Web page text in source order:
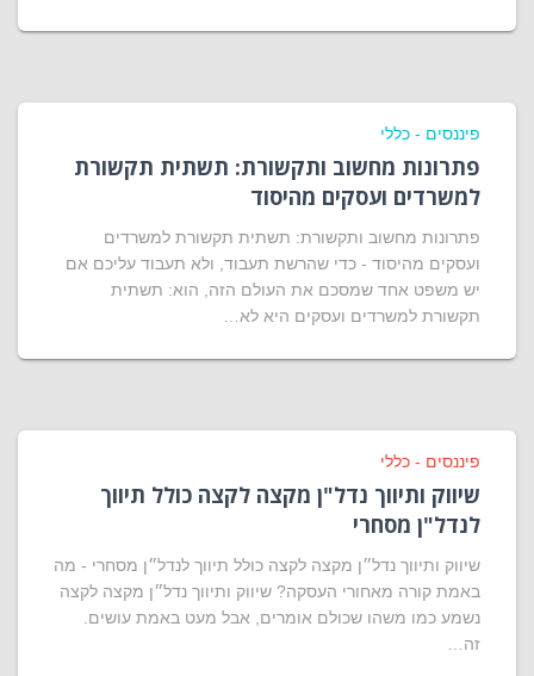
פיננסים - כללי
פתרונות מחשוב ותקשורת: תשתית תקשורת
למשרדים ועסקים מהיסוד
פתרונות מחשוב ותקשורת: תשתית תקשורת למשרדים
ועסקים מהיסוד - כדי שהרשת תעבוד, ולא תעבוד עליכם אם
יש משפט אחד שמסכם את העולם הזה, הוא: תשתית
תקשורת למשרדים ועסקים היא לא…
פיננסים - כללי
שיווק ותיווך נדל"ן מקצה לקצה כולל תיווך
לנדל"ן מסחרי
שיווק ותיווך נדל״ן מקצה לקצה כולל תיווך לנדל״ן מסחרי - מה
באמת קורה מאחורי העסקה? שיווק ותיווך נדל״ן מקצה לקצה
נשמע כמו משהו שכולם אומרים, אבל מעט באמת עושים.
זה…